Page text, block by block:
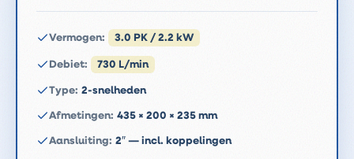
Vermogen: 3.0 PK / 2.2 kW
Debiet: 730 L/min
Type: 2-snelheden
Afmetingen: 435 × 200 × 235 mm
Aansluiting: 2″ — incl. koppelingen